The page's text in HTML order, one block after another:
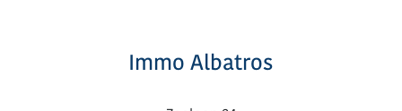
Immo Albatros